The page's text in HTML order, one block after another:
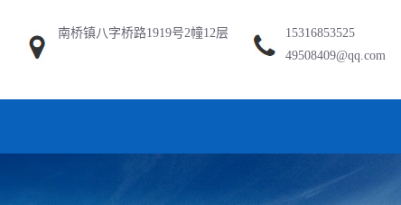
南桥镇八字桥路1919号2幢12层
15316853525
49508409@qq.com